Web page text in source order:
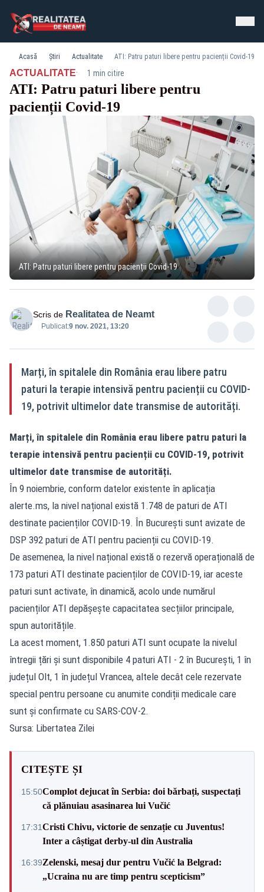
Acasă Știri Actualitate ATI: Patru paturi libere pentru pacienții Covid-19
ACTUALITATE· 1 min citire
ATI: Patru paturi libere pentru
pacienții Covid-19
ATI: Patru paturi libere pentru pacienții Covid-19
Scris de Realitatea de Neamt
Publicat:9 nov. 2021, 13:20
Marți, în spitalele din România erau libere patru
paturi la terapie intensivă pentru pacienții cu COVID-
19, potrivit ultimelor date transmise de autorități.
Marți, în spitalele din România erau libere patru paturi la
terapie intensivă pentru pacienții cu COVID-19, potrivit
ultimelor date transmise de autorități.
În 9 noiembrie, conform datelor existente în aplicația
alerte.ms, la nivel național există 1.748 de paturi de ATI
destinate pacienților COVID-19. În București sunt avizate de
DSP 392 paturi de ATI pentru pacienții cu COVID-19.
De asemenea, la nivel național există o rezervă operațională de
173 paturi ATI destinate pacienților de COVID-19, iar aceste
paturi sunt activate, în dinamică, acolo unde numărul
pacienților ATI depășește capacitatea secțiilor principale,
spun autoritățile.
La acest moment, 1.850 paturi ATI sunt ocupate la nivelul
întregii țări și sunt disponibile 4 paturi ATI - 2 în București, 1 în
județul Olt, 1 în județul Vrancea, altele decât cele rezervate
special pentru persoane cu anumite condiții medicale care
sunt și confirmate cu SARS-COV-2.
Sursa: Libertatea Zilei
CITEȘTE ȘI
15:50Complot dejucat în Serbia: doi bărbați, suspectați
că plănuiau asasinarea lui Vučić
17:31Cristi Chivu, victorie de senzație cu Juventus!
Inter a câștigat derby-ul din Australia
16:39Zelenski, mesaj dur pentru Vučić la Belgrad:
„Ucraina nu are timp pentru scepticism”